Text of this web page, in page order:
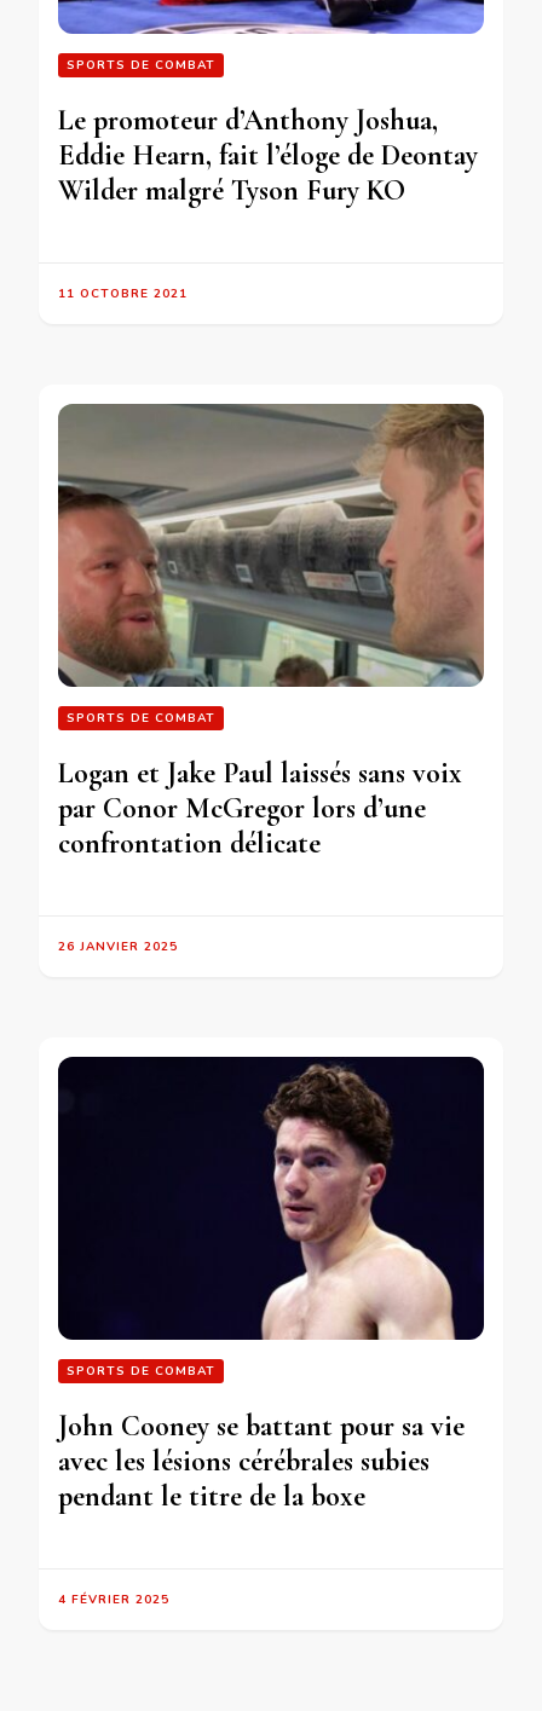
SPORTS DE COMBAT
Le promoteur d’Anthony Joshua,
Eddie Hearn, fait l’éloge de Deontay
Wilder malgré Tyson Fury KO
11 OCTOBRE 2021
SPORTS DE COMBAT
Logan et Jake Paul laissés sans voix
par Conor McGregor lors d’une
confrontation délicate
26 JANVIER 2025
SPORTS DE COMBAT
John Cooney se battant pour sa vie
avec les lésions cérébrales subies
pendant le titre de la boxe
4 FÉVRIER 2025